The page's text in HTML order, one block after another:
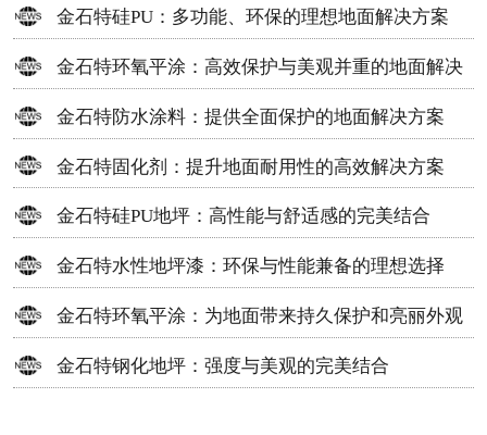
金石特硅PU：多功能、环保的理想地面解决方案
金石特环氧平涂：高效保护与美观并重的地面解决
方案
金石特防水涂料：提供全面保护的地面解决方案
金石特固化剂：提升地面耐用性的高效解决方案
金石特硅PU地坪：高性能与舒适感的完美结合
金石特水性地坪漆：环保与性能兼备的理想选择
金石特环氧平涂：为地面带来持久保护和亮丽外观
金石特钢化地坪：强度与美观的完美结合